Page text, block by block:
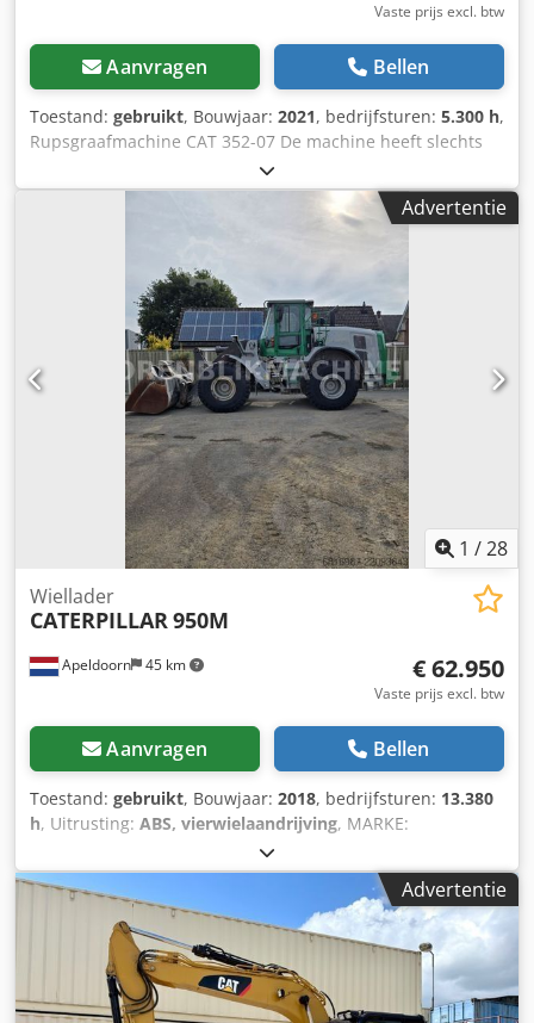
Vaste prijs excl. btw
Aanvragen Bellen
Toestand: gebruikt, Bouwjaar: 2021, bedrijfsturen: 5.300 h,
Rupsgraafmachine CAT 352-07 De machine heeft slechts
5.300 bedrijfuren en verkeert in goede staat Dcodpjyy
Hvxjfx Anvjk Bedrijfsgewicht ca. 52.800 kg
Advertentie
1 /28
Apeldoorn 45 km
Wiellader
CATERPILLAR950M
€ 62.950
Vaste prijs excl. btw
Aanvragen Bellen
Toestand: gebruikt, Bouwjaar: 2018, bedrijfsturen: 13.380
h, Uitrusting: ABS, vierwielaandrijving, MARKE:
CATERPILLARTYPE: 950MBAUJAHR: 2018CE GEMARKT:
JABETRIEBSSTUNDEN: 13380
STUNDENREIFEN/UNTERWAGEN: 100%LEISTUNG:
186KWMOTOR: CATERPILLAR C7.1 ACERTGEWICHT:
20.230KGOPTIONEN:HYDR.
SCHNELLWECHSELSCHAUFFELUBERDRUCK KABINECENTRAL
SCHMIERANLAGEKLIMA ANLAGEWAGE SYSTEEM40KM/H
Advertentie